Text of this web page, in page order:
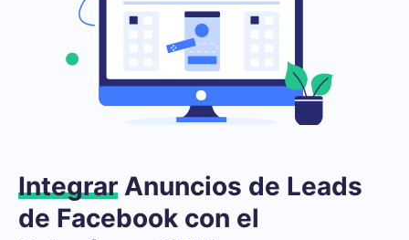
Integrar Anuncios de Leads
de Facebook con el